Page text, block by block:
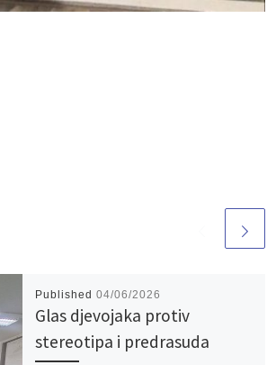
Published04/06/2026
Glas djevojaka protiv
stereotipa i predrasuda